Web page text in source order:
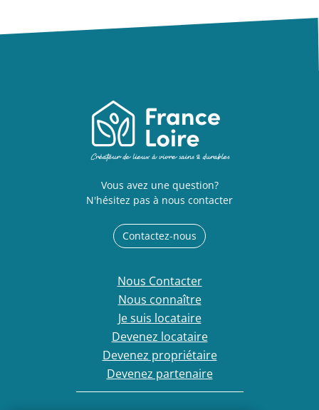
Vous avez une question?
N'hésitez pas à nous contacter
Contactez-nous
Nous Contacter
Nous connaître
Je suis locataire
Devenez locataire
Devenez propriétaire
Devenez partenaire